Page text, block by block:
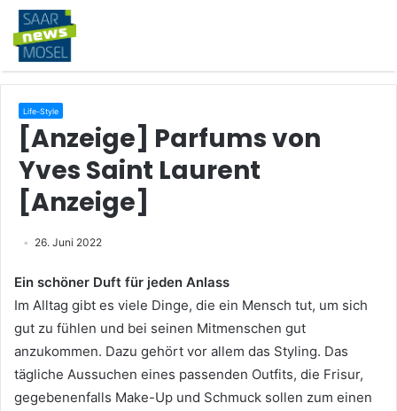
Life-Style
[Anzeige] Parfums von
Yves Saint Laurent
[Anzeige]
26. Juni 2022
Ein schöner Duft für jeden Anlass
Im Alltag gibt es viele Dinge, die ein Mensch tut, um sich
gut zu fühlen und bei seinen Mitmenschen gut
anzukommen. Dazu gehört vor allem das Styling. Das
tägliche Aussuchen eines passenden Outfits, die Frisur,
gegebenenfalls Make-Up und Schmuck sollen zum einen